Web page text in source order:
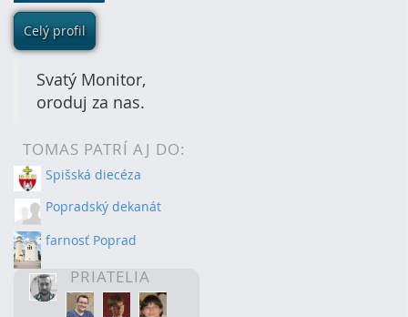
Celý profil
Svatý Monitor,
oroduj za nas.
TOMAS PATRÍ AJ DO:
Spišská diecéza
Popradský dekanát
farnosť Poprad
PRIATELIA